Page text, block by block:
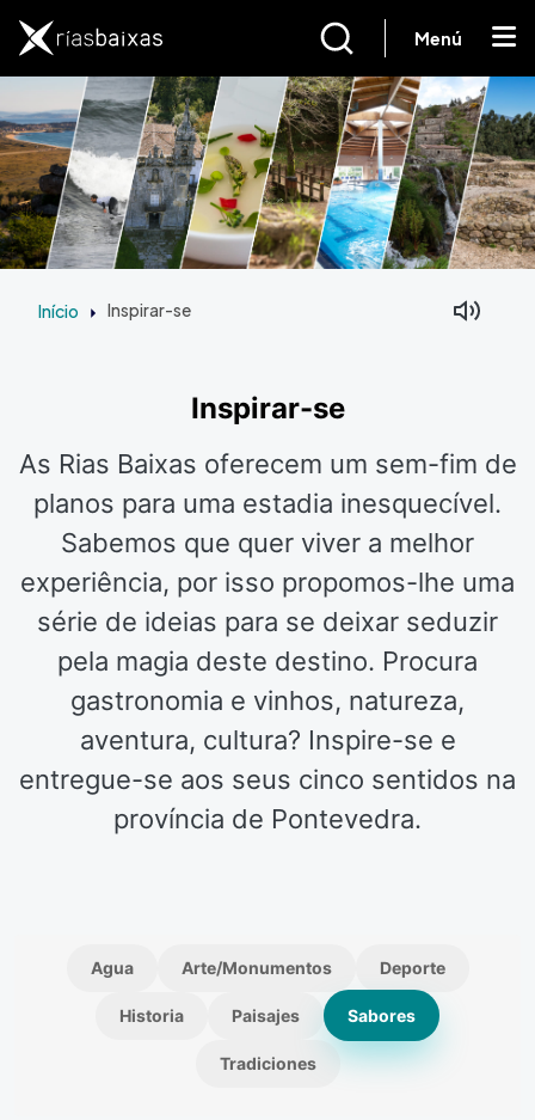
Menú
Início Inspirar-se
Inspirar-se
As Rias Baixas oferecem um sem-fim de
planos para uma estadia inesquecível.
Sabemos que quer viver a melhor
experiência, por isso propomos-lhe uma
série de ideias para se deixar seduzir
pela magia deste destino. Procura
gastronomia e vinhos, natureza,
aventura, cultura? Inspire-se e
entregue-se aos seus cinco sentidos na
província de Pontevedra.
Agua Arte/Monumentos Deporte
Historia Paisajes Sabores
Tradiciones